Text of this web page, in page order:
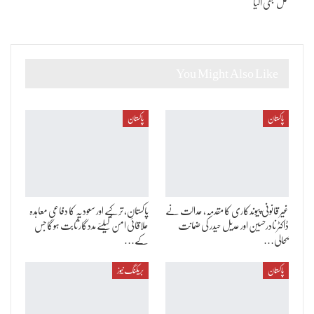
عمل بھی آگیا
پاکستان
غیر قانونی پیوندکاری کا مقدمہ، عدالت نے
ڈاکٹر نادرحسین اور عدیل حیدر کی ضمانت
بحالی…
پاکستان
پاکستان، ترکیے اور سعودیہ کا دفاعی معاہدہ
علاقائی امن کیلئے مددگار ثابت ہوگا جس
کے…
پاکستان بریکنگ نیوز